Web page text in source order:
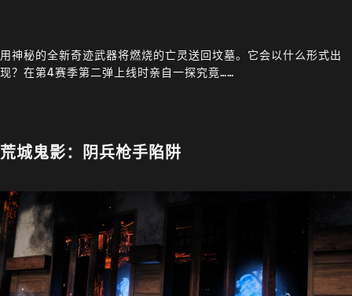
用神秘的全新奇迹武器将燃烧的亡灵送回坟墓。它会以什么形式出
现？在第4赛季第二弹上线时亲自一探究竟……
荒城鬼影：阴兵枪手陷阱